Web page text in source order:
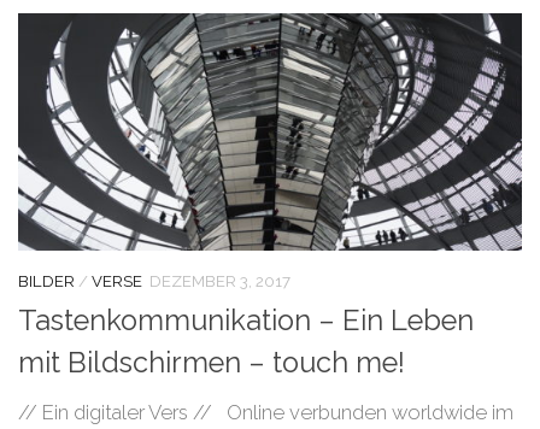
BILDER / VERSE DEZEMBER 3, 2017
Tastenkommunikation – Ein Leben
mit Bildschirmen – touch me!
// Ein digitaler Vers // Online verbunden worldwide im